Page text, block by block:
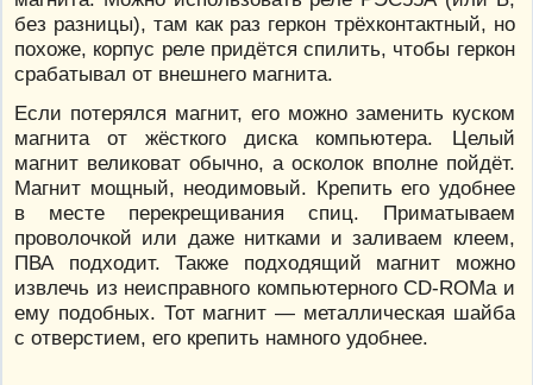
без разницы), там как раз геркон трёхконтактный, но
похоже, корпус реле придётся спилить, чтобы геркон
срабатывал от внешнего магнита.
Если потерялся магнит, его можно заменить куском
магнита от жёсткого диска компьютера. Целый
магнит великоват обычно, а осколок вполне пойдёт.
Магнит мощный, неодимовый. Крепить его удобнее
в месте перекрещивания спиц. Приматываем
проволочкой или даже нитками и заливаем клеем,
ПВА подходит. Также подходящий магнит можно
извлечь из неисправного компьютерного CD-ROMa и
ему подобных. Тот магнит — металлическая шайба
с отверстием, его крепить намного удобнее.